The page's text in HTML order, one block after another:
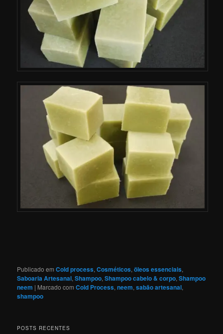
Publicado em Cold process,Cosméticos,öleos essenciais,
Saboaria Artesanal,Shampoo,Shampoo cabelo & corpo,Shampoo
neem | Marcado com Cold Process,neem,sabão artesanal,
shampoo
POSTS RECENTES